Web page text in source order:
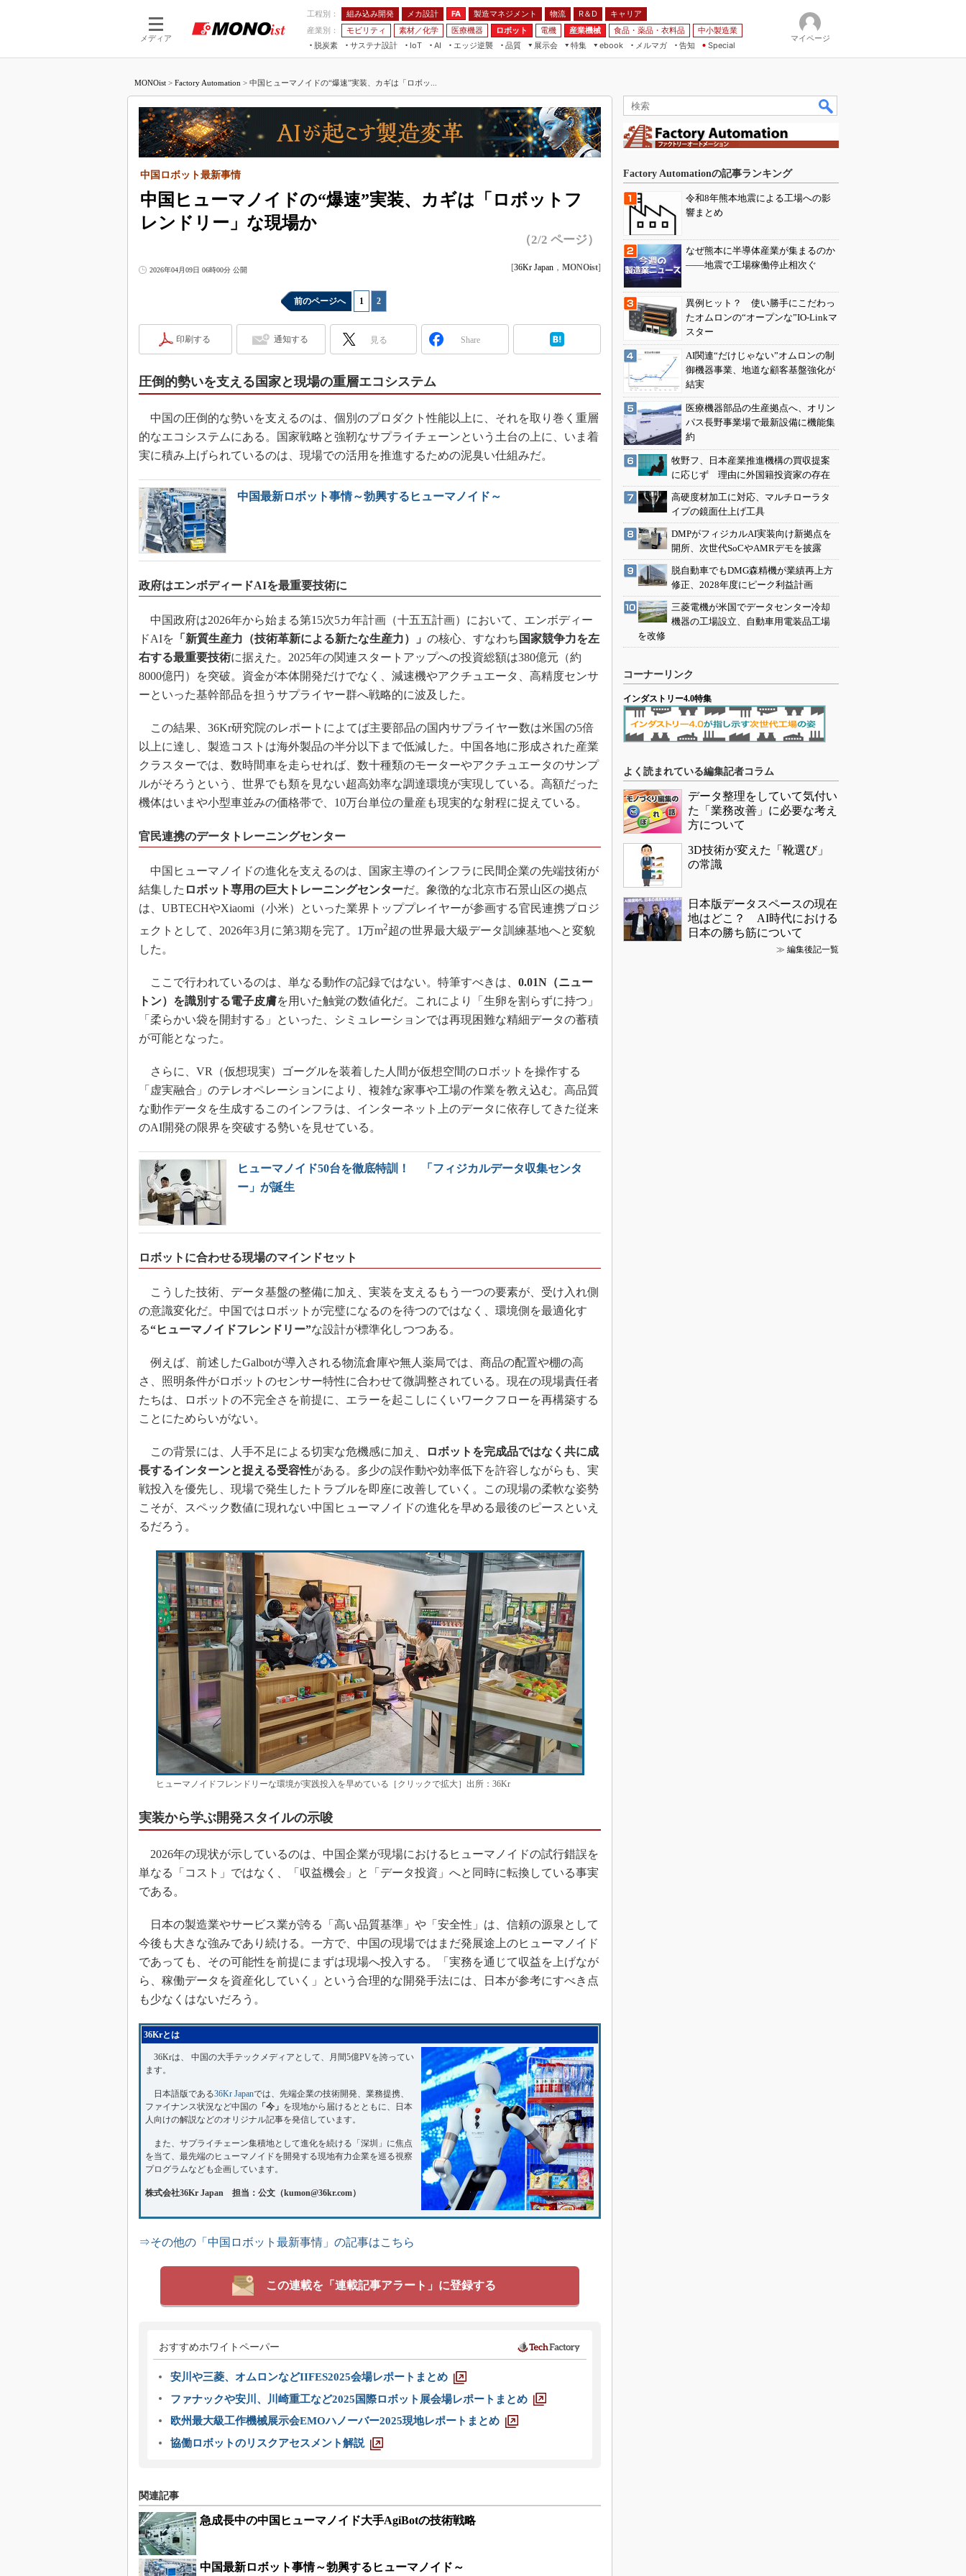
メディア
工程別： 組み込み開発 メカ設計 FA 製造マネジメント 物流 R＆D
キャリア
産業別：
モビリティ 素材／化学 医療機器 ロボット 電機 産業機械 食品・薬品・衣料品
中小製造業
脱炭素
サステナ設計
IoT
つながる工場
つながるサービス
AI
AI×設備保全
Physical AI
エッジ逆襲 品質
展示会
JIMTOF
組込み/エッジ コンピューティング
展＆IoT/5Gソリューション展
IIFES
国際ロボット展
TECHNO-FRONTIER
産業オープンネット展
特集
つながるクルマ
5G
VR／AR
フィールドサービス
組み込み画像技術
3Dプリンタ
デジタルツインとCAE
インダストリー4.0
イノベーション
製造業ビッグデータ
メイドインジャパン
植物工場
知財マネジメント
新型コロナへの対応
ebook
製造マネジメント
FA
モビリティ
メルマガ
告知 Special
マイページ
MONOist > Factory Automation > 中国ヒューマノイドの“爆速”実装、カギは「ロボッ...
中国ヒューマノイドの“爆速”実装、カギは「ロボットフ
レンドリー」な現場か
中国ロボット最新事情
（2/2 ページ）
2026年04月09日 06時00分 公開 [36Kr Japan ， MONOist]
前のページへ 1 2
印刷する 通知する 見る Share
圧倒的勢いを支える国家と現場の重層エコシステム
中国の圧倒的な勢いを支えるのは、個別のプロダクト性能以上に、それを取り巻く重層
的なエコシステムにある。国家戦略と強靭なサプライチェーンという土台の上に、いま着
実に積み上げられているのは、現場での活用を推進するための泥臭い仕組みだ。
中国最新ロボット事情～勃興するヒューマノイド～
政府はエンボディードAIを最重要技術に
中国政府は2026年から始まる第15次5カ年計画（十五五計画）において、エンボディー
ドAIを 「新質生産力（技術革新による新たな生産力）」 の核心、すなわち 国家競争力を左
右する最重要技術に据えた。2025年の関連スタートアップへの投資総額は380億元（約
8000億円）を突破。資金が本体開発だけでなく、減速機やアクチュエータ、高精度センサ
ーといった基幹部品を担うサプライヤー群へ戦略的に波及した。
この結果、36Kr研究院のレポートによてば主要部品の国内サプライヤー数は米国の5倍
以上に達し、製造コストは海外製品の半分以下まで低減した。中国各地に形成された産業
クラスターでは、数時間車を走らせれば、数十種類のモーターやアクチュエータのサンプ
ルがそろうという、世界でも類を見ない超高効率な調達環境が実現している。高額だった
機体はいまや小型車並みの価格帯で、10万台単位の量産も現実的な射程に捉えている。
官民連携のデータトレーニングセンター
中国ヒューマノイドの進化を支えるのは、国家主導のインフラに民間企業の先端技術が
結集した ロボット専用の巨大トレーニングセンターだ。象徴的な北京市石景山区の拠点
は、UBTECHやXiaomi（小米）といった業界トッププレイヤーが参画する官民連携プロジ
ェクトとして、2026年3月に第3期を完了。1万m2超の世界最大級データ訓練基地へと変貌
した。
ここで行われているのは、単なる動作の記録ではない。特筆すべきは、 0.01N（ニュー
トン）を識別する電子皮膚を用いた触覚の数値化だ。これにより「生卵を割らずに持つ」
「柔らかい袋を開封する」といった、シミュレーションでは再現困難な精細データの蓄積
が可能となった。
さらに、VR（仮想現実）ゴーグルを装着した人間が仮想空間のロボットを操作する
「虚実融合」のテレオペレーションにより、複雑な家事や工場の作業を教え込む。高品質
な動作データを生成するこのインフラは、インターネット上のデータに依存してきた従来
のAI開発の限界を突破する勢いを見せている。
ヒューマノイド50台を徹底特訓！ 「フィジカルデータ収集センタ
ー」が誕生
ロボットに合わせる現場のマインドセット
こうした技術、データ基盤の整備に加え、実装を支えるもう一つの要素が、受け入れ側
の意識変化だ。中国ではロボットが完璧になるのを待つのではなく、環境側を最適化す
る“ヒューマノイドフレンドリー”な設計が標準化しつつある。
例えば、前述したGalbotが導入される物流倉庫や無人薬局では、商品の配置や棚の高
さ、照明条件がロボットのセンサー特性に合わせて微調整されている。現在の現場責任者
たちは、ロボットの不完全さを前提に、エラーを起こしにくいワークフローを再構築する
ことにためらいがない。
この背景には、人手不足による切実な危機感に加え、
ロボットを完成品ではなく共に成
長するインターンと捉える受容性がある。多少の誤作動や効率低下を許容しながらも、実
戦投入を優先し、現場で発生したトラブルを即座に改善していく。この現場の柔軟な姿勢
こそが、スペック数値に現れない中国ヒューマノイドの進化を早める最後のピースといえ
るだろう。
ヒューマノイドフレンドリーな環境が実践投入を早めている［クリックで拡大］出所：36Kr
実装から学ぶ開発スタイルの示唆
2026年の現状が示しているのは、中国企業が現場におけるヒューマノイドの試行錯誤を
単なる「コスト」ではなく、「収益機会」と「データ投資」へと同時に転換している事実
である。
日本の製造業やサービス業が誇る「高い品質基準」や「安全性」は、信頼の源泉として
今後も大きな強みであり続ける。一方で、中国の現場ではまだ発展途上のヒューマノイド
であっても、その可能性を前提にまずは現場へ投入する。「実務を通じて収益を上げなが
ら、稼働データを資産化していく」という合理的な開発手法には、日本が参考にすべき点
も少なくはないだろう。
36Krとは
36Krは、 中国の大手テックメディアとして、月間5億PVを誇ってい
ます。
日本語版である36Kr Japanでは、先端企業の技術開発、業務提携、
ファイナンス状況など中国の 「今」 を現地から届けるとともに、日本
人向けの解説などのオリジナル記事を発信しています。
また、サプライチェーン集積地として進化を続ける「深圳」に焦点
を当て、最先端のヒューマノイドを開発する現地有力企業を巡る視察
プログラムなども企画しています。
株式会社36Kr Japan 担当：公文（kumon@36kr.com）
⇒その他の「中国ロボット最新事情」の記事はこちら
この連載を「連載記事アラート」に登録する
おすすめホワイトペーパー
安川や三菱、オムロンなどIIFES2025会場レポートまとめ
ファナックや安川、川崎重工など2025国際ロボット展会場レポートまとめ
欧州最大級工作機械展示会EMOハノーバー2025現地レポートまとめ
協働ロボットのリスクアセスメント解説
関連記事
急成長中の中国ヒューマノイド大手AgiBotの技術戦略
中国最新ロボット事情～勃興するヒューマノイド～
Factory Automationの記事ランキング
令和8年熊本地震による工場への影
響まとめ
なぜ熊本に半導体産業が集まるのか
――地震で工場稼働停止相次ぐ
異例ヒット？ 使い勝手にこだわっ
たオムロンの“オープンな”IO-Linkマ
スター
AI関連“だけじゃない”オムロンの制
御機器事業、地道な顧客基盤強化が
結実
医療機器部品の生産拠点へ、オリン
パス長野事業場で最新設備に機能集
約
牧野フ、日本産業推進機構の買収提案
に応じず 理由に外国籍投資家の存在
高硬度材加工に対応、マルチローラタ
イプの鏡面仕上げ工具
DMPがフィジカルAI実装向け新拠点を
開所、次世代SoCやAMRデモを披露
脱自動車でもDMG森精機が業績再上方
修正、2028年度にピーク利益計画
三菱電機が米国でデータセンター冷却
機器の工場設立、自動車用電装品工場
を改修
コーナーリンク
インダストリー4.0特集
よく読まれている編集記者コラム
データ整理をしていて気付い
た「業務改善」に必要な考え
方について
3D技術が変えた「靴選び」
の常識
日本版データスペースの現在
地はどこ？ AI時代における
日本の勝ち筋について
≫ 編集後記一覧